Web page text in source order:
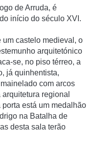
de Arruda, é
iní­cio do século XVI.
castelo medieval, o
arquitetónico
se, no piso térreo, a
já quinhentista,
com arcos
regional
está um medalhão
na Batalha de
desta sala terão